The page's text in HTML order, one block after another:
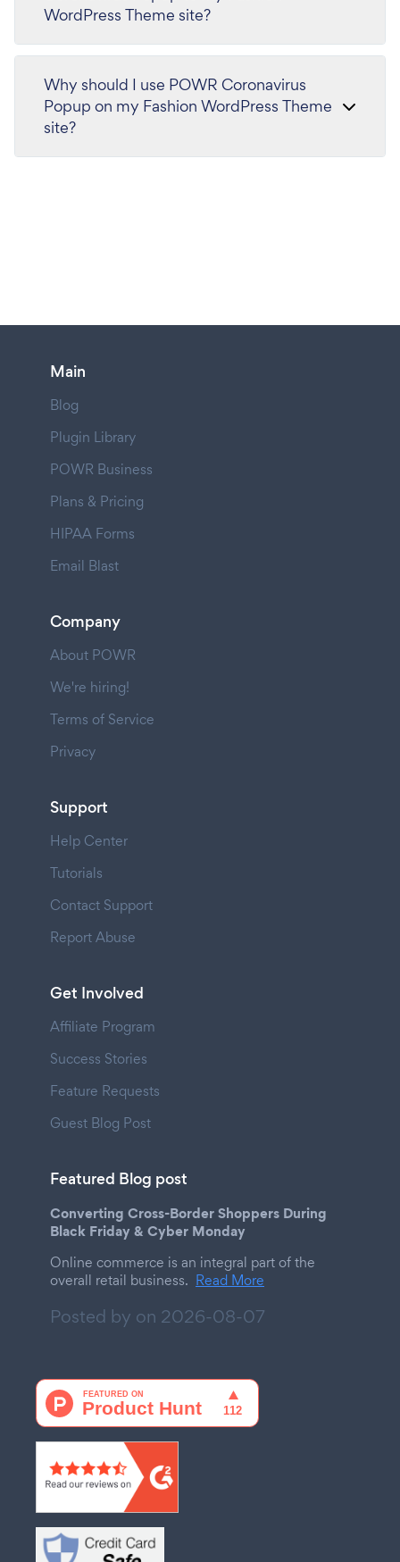
WordPress Theme site?
Why should I use POWR Coronavirus
Popup on my Fashion WordPress Theme
site?
Main
Blog
Plugin Library
POWR Business
Plans & Pricing
HIPAA Forms
Email Blast
Company
About POWR
We're hiring!
Terms of Service
Privacy
Support
Help Center
Tutorials
Contact Support
Report Abuse
Get Involved
Affiliate Program
Success Stories
Feature Requests
Guest Blog Post
Featured Blog post
Converting Cross-Border Shoppers During
Black Friday & Cyber Monday
Online commerce is an integral part of the
overall retail business. Read More
Posted by on 2026-08-07